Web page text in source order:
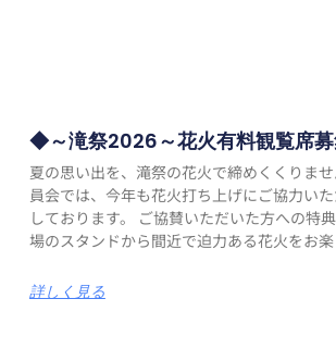
◆～滝祭2026～花火有料観覧席
夏の思い出を、滝祭の花火で締めくくりま
員会では、今年も花火打ち上げにご協力い
しております。 ご協賛いただいた方への特
場のスタンドから間近で迫力ある花火をお
詳しく見る